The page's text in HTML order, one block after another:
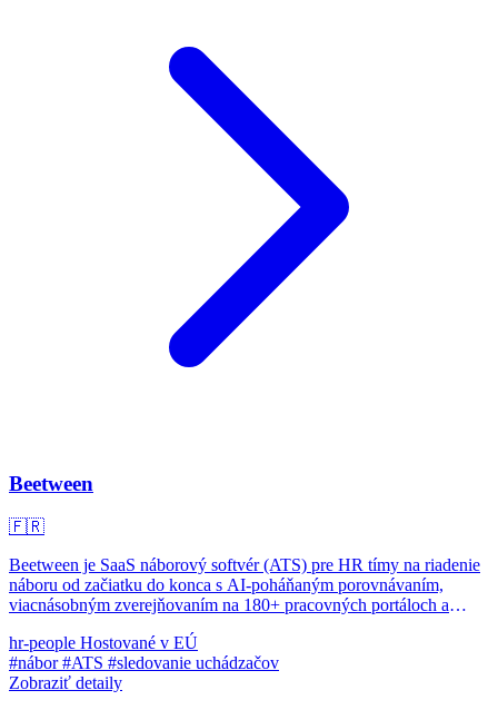
Beetween
🇫🇷
Beetween je SaaS náborový softvér (ATS) pre HR tímy na riadenie
náboru od začiatku do konca s AI-poháňaným porovnávaním,
viacnásobným zverejňovaním na 180+ pracovných portáloch a
hr-people Hostované v EÚ
#nábor#ATS #sledovanie uchádzačov
Zobraziť detaily